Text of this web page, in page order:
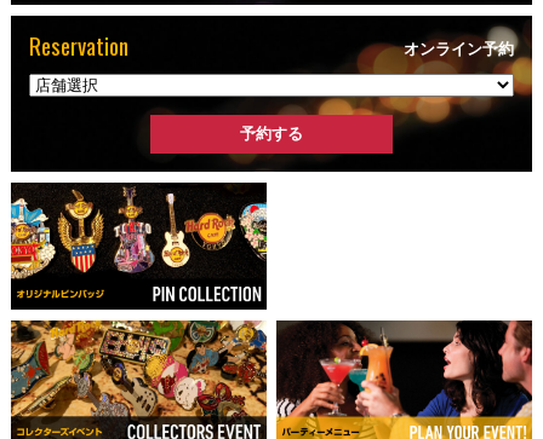
Reservation オンライン予約